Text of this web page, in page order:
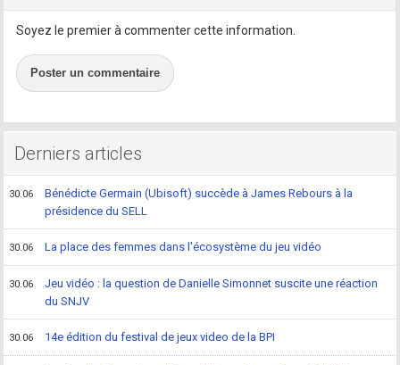
Soyez le premier à commenter cette information.
Poster un commentaire
Derniers articles
30.06
Bénédicte Germain (Ubisoft) succède à James Rebours à la
présidence du SELL
30.06 La place des femmes dans l'écosystème du jeu vidéo
30.06
Jeu vidéo : la question de Danielle Simonnet suscite une réaction
du SNJV
30.06 14e édition du festival de jeux video de la BPI